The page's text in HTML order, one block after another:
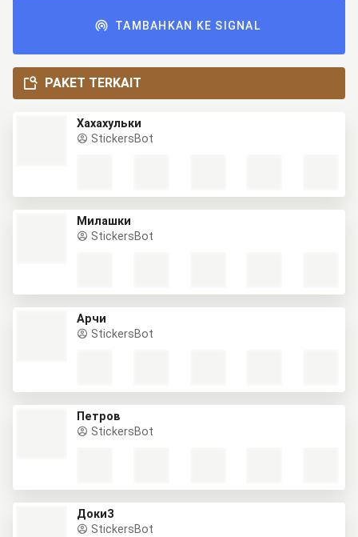
TAMBAHKAN KE SIGNAL
PAKET TERKAIT
Хахахульки
StickersBot
Милашки
StickersBot
Арчи
StickersBot
Петров
StickersBot
Доки3
StickersBot